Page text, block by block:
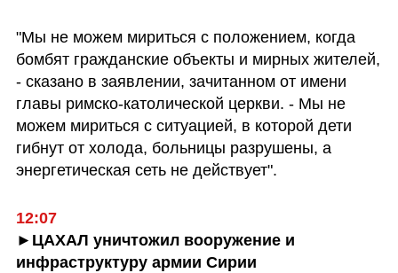
"Мы не можем мириться с положением, когда
бомбят гражданские объекты и мирных жителей,
- сказано в заявлении, зачитанном от имени
главы римско-католической церкви. - Мы не
можем мириться с ситуацией, в которой дети
гибнут от холода, больницы разрушены, а
энергетическая сеть не действует".
12:07
►ЦАХАЛ уничтожил вооружение и
инфраструктуру армии Сирии